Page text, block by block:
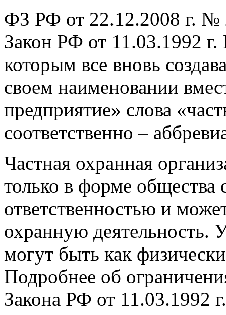
ФЗ РФ от 22.12.2008 г. №
Закон РФ от 11.03.1992
которым все вновь
своем наименовании
предприятие» слова
соответственно –
Частная охранная
только в форме общества
ответственностью и
охранную
могут быть как
Подробнее об
Закона РФ от 11.03.1992